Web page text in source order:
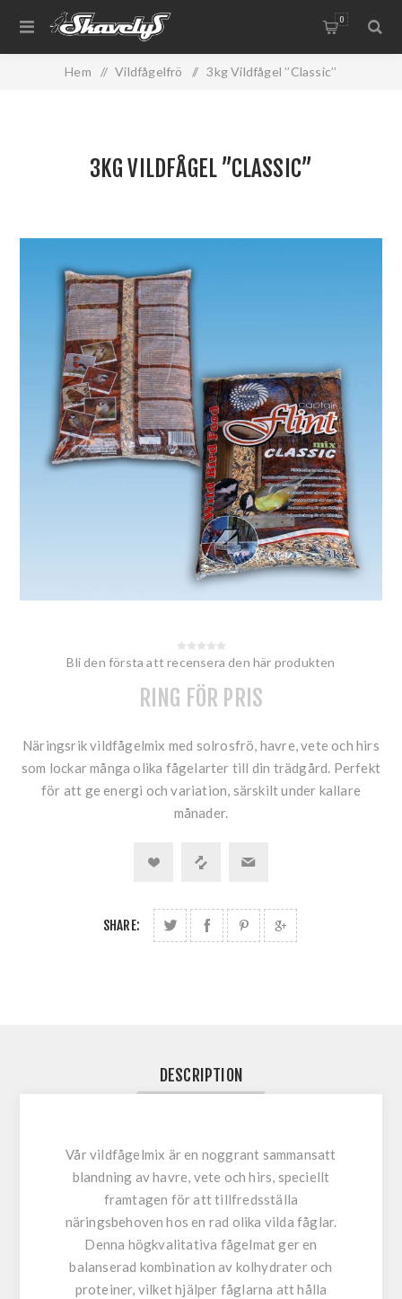
0
Hem / Vildfågelfrö / 3kg Vildfågel ’’Classic’’
3KG VILDFÅGEL ’’CLASSIC’’
Bli den första att recensera den här produkten
RING FÖR PRIS
Näringsrik vildfågelmix med solrosfrö, havre, vete och hirs
som lockar många olika fågelarter till din trädgård. Perfekt
för att ge energi och variation, särskilt under kallare
månader.
SHARE:
DESCRIPTION
Vår vildfågelmix är en noggrant sammansatt
blandning av havre, vete och hirs, speciellt
framtagen för att tillfredsställa
näringsbehoven hos en rad olika vilda fåglar.
Denna högkvalitativa fågelmat ger en
balanserad kombination av kolhydrater och
proteiner, vilket hjälper fåglarna att hålla